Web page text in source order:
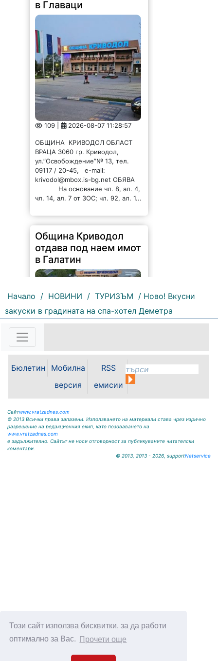
Този сайт използва бисквитки, за да работи
оптимално за Вас.
Прочети още
109 | 2026-08-07 11:28:57
ОБЩИНА КРИВОДОЛ ОБЛАСТ
ВРАЦА 3060 гр. Криводол,
ул.”Освобождение”№ 13, тел.
09117 / 20-45, e-mail:
krivodol@mbox.is-bg.net ОБЯВА
На основание чл. 8, ал. 4,
чл. 14, ал. 7 от ЗОС; чл. 92, ал. 1...
Община Криводол
отдава под наем имот
в Галатин
118 | 2026-08-07 11:27:20
ОБЩИНА КРИВОДОЛ ОБЛАСТ
ул.”Освобождение”№ 13, тел.
09117 / 20-45, e-mail:
krivodol@dir.bg ОБЯВА На
основание чл. 8, ал. 4, чл. 14, ал.
7 от ЗОС; чл. 92, ал. 1...
Начало / НОВИНИ / ТУРИЗЪМ / Ново! Вкусни
закуски в градината на спа-хотел Деметра
Бюлетин
Мобилна
версия
RSS
емисии
Сайтwww.vratzadnes.com
© 2013 Всички права запазени. Използването на материали става чрез изрично
разрешение на редакционния екип, като позоваването на
www.vratzadnes.com
е задължително. Сайтът не носи отговорност за публикуваните читателски
коментари.
© 2013, 2013 - 2026, supportNetservice